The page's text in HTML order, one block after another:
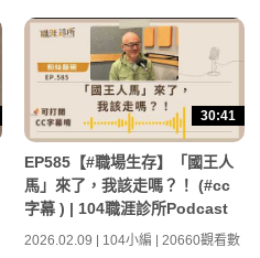
30:41
EP585【#職場生存】「國王人
馬」來了，我該走嗎？！ (#cc
字幕 ) | 104職涯診所Podcast
2026.02.09 | 104小編 | 20660觀看數